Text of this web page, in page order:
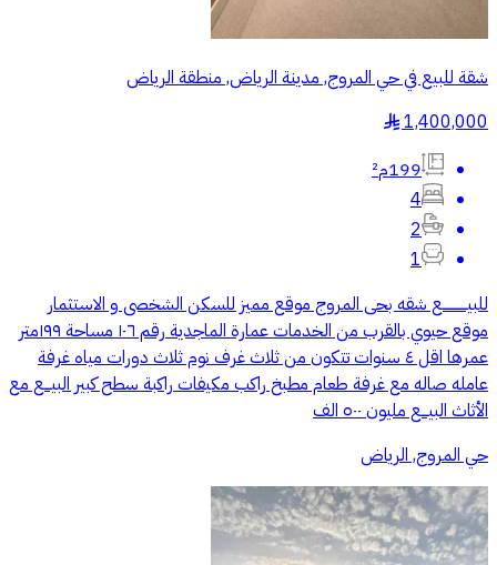
شقة للبيع في حي المروج, مدينة الرياض, منطقة الرياض
1,400,000
§
199م²
4
2
1
للبيـــــــــــع شقه بحى المروج موقع مميز للسكن الشخصى و الاستثمار
موقع حيوي بالقرب من الخدمات عمارة الماجدية رقم ١٠٦ مساحة ١٩٩متر
عمرها اقل ٤ سنوات تتكون من ثلاث غرف نوم ثلاث دورات مياه غرفة
عامله صاله مع غرفة طعام مطبخ راكب مكيفات راكبة سطح كبير البيـــع مع
الأثاث البيـــع مليون ٥٠٠ الف
حي المروج, الرياض